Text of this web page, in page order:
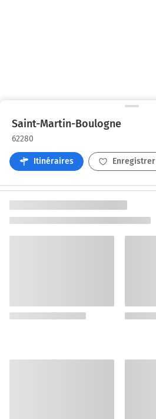
Saint-Martin-Boulogne
62280
Itinéraires Enregistrer